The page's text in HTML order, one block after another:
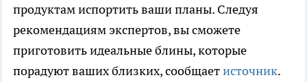
продуктам испортить ваши планы. Следуя
рекомендациям экспертов, вы сможете
приготовить идеальные блины, которые
порадуют ваших близких, сообщаетисточник.